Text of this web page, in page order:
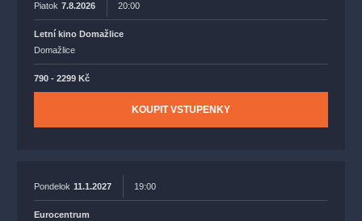
Piatok 7.8.2026 20:00
Letní kino Domažlice
Domažlice
790 - 2299 Kč
KOUPIT VSTUPENKY
Pondelok 11.1.2027 19:00
Eurocentrum